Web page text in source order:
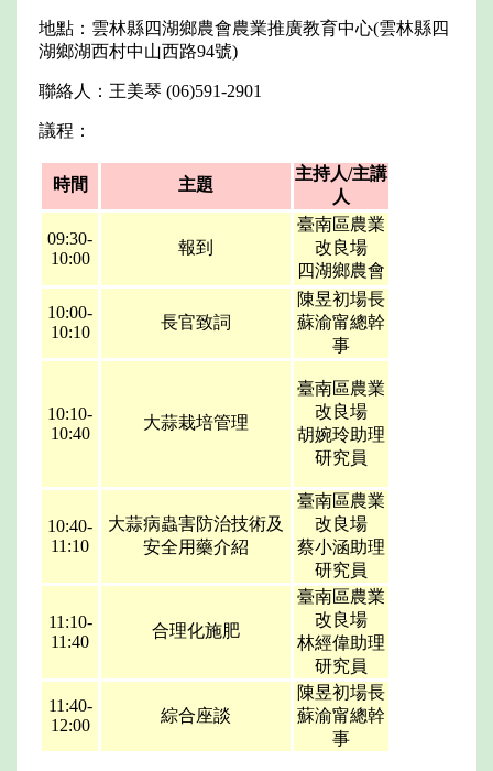
地點：雲林縣四湖鄉農會農業推廣教育中心(雲林縣四
湖鄉湖西村中山西路94號)
聯絡人：王美琴 (06)591-2901
議程：
時間 主題
主持人/主講
人
09:30-
10:00
報到
臺南區農業
改良場
四湖鄉農會
10:00-
10:10
長官致詞
陳昱初場長
蘇渝甯總幹
事
10:10-
10:40
大蒜栽培管理
臺南區農業
改良場
胡婉玲助理
研究員
10:40-
11:10
大蒜病蟲害防治技術及
安全用藥介紹
臺南區農業
改良場
蔡小涵助理
研究員
11:10-
11:40
合理化施肥
臺南區農業
改良場
林經偉助理
研究員
11:40-
12:00
綜合座談
陳昱初場長
蘇渝甯總幹
事